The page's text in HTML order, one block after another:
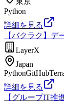
Python
詳細を見る
【バクラク】デ
LayerX
Japan
PythonGitHub
詳細を見る
【グループIT推